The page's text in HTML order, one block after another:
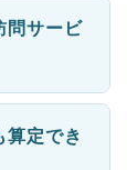
問サービ
定でき